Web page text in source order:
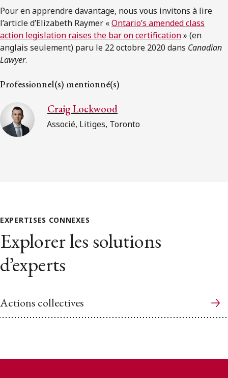
Pour en apprendre davantage, nous vous invitons à lire
l’article d’Elizabeth Raymer «Ontario’s amended class
action legislation raises the bar on certification» (en
anglais seulement) paru le 22 octobre 2020 dans Canadian
Lawyer.
Professionnel(s) mentionné(s)
Craig Lockwood
Associé, Litiges, Toronto
EXPERTISES CONNEXES
Explorer les solutions
d’experts
Actions collectives